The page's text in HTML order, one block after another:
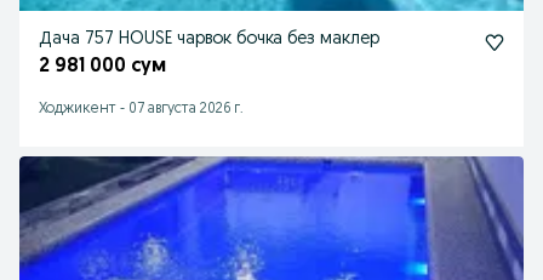
Дача 757 HOUSE чарвок бочка без маклер
2 981 000 сум
Ходжикент - 07 августа 2026 г.